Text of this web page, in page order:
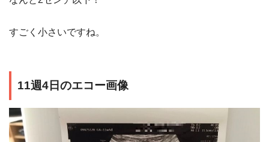
すごく小さいですね。
11週4日のエコー画像